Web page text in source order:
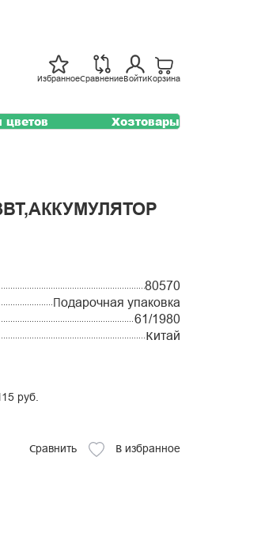
ИзбранноеСравнение Войти Корзина
цветов Хозтовары
80570
Подарочная упаковка
61/1980
Китай
руб.
Сравнить В избранное